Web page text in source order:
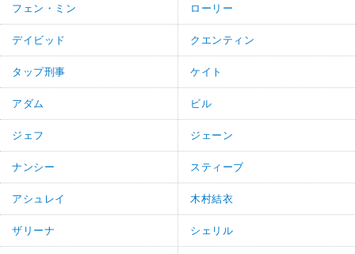
フェン・ミン ローリー
デイビッド クエンティン
タップ刑事 ケイト
アダム ビル
ジェフ ジェーン
ナンシー スティーブ
アシュレイ 木村結衣
ザリーナ シェリル